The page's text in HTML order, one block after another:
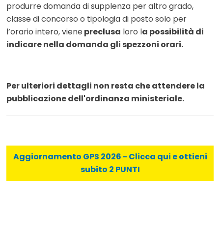
produrre domanda di supplenza per altro grado,
classe di concorso o tipologia di posto solo per
l’orario intero, vienepreclusa loro la possibilità di
indicare nella domanda gli spezzoni orari.
Per ulteriori dettagli non resta che attendere la
pubblicazione dell'ordinanza ministeriale.
Aggiornamento GPS 2026 - Clicca qui e ottieni
subito 2 PUNTI